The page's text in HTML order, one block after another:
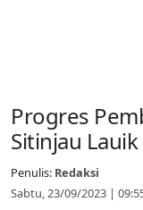
Progres
Sitinjau
Penulis: Redaksi
Sabtu, 23/09/2023 |